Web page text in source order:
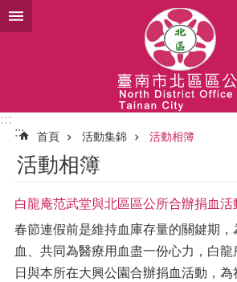
跳到主要內容區塊
:::
:::
首頁 活動集錦 活動相簿
活動相簿
白龍庵范武堂與北區區公所合辦捐血活
春節連假前是維持血庫存量的關鍵期，
血、共同為醫療用血盡一份心力，白
日與本所在大興公園合辦捐血活動，